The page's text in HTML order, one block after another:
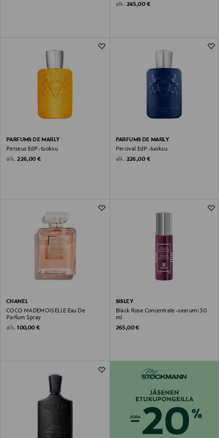
alk. Original Price
245,00 €
PARFUMS DE MARLY
Perseus EdP -tuoksu
alk. Original Price
226,00 €
PARFUMS DE MARLY
Percival EdP -tuoksu
alk. Original Price
226,00 €
CHANEL
COCO MADEMOISELLE Eau De
Parfum Spray
alk. Original Price
100,00 €
SISLEY
Black Rose Concentrate -seerumi 30
ml
Original Price
265,00 €